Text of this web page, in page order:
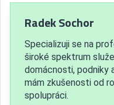
Radek Sochor
Specializuji se na
široké spektrum
domácnosti, podniky
mám zkušenosti od
spolupráci.